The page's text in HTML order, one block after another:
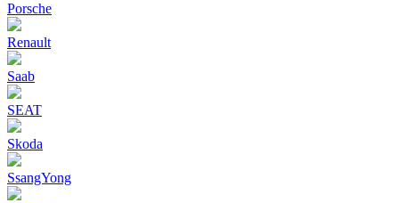
Porsche
Renault
Saab
SEAT
Skoda
SsangYong